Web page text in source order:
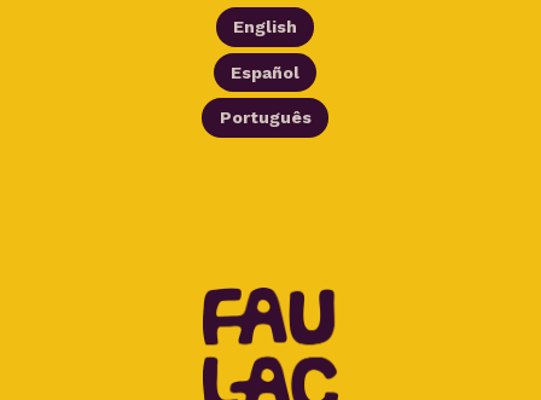
English
Español
Português